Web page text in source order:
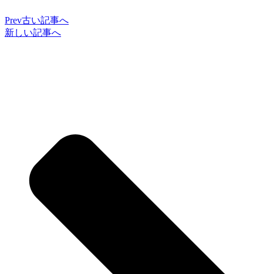
Prev古い記事へ
新しい記事へ